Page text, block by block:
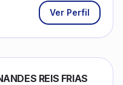
Ver Perfil
REIS FRIAS